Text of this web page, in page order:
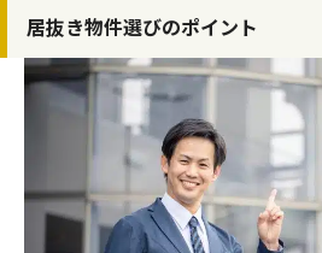
居抜き物件選びのポイント